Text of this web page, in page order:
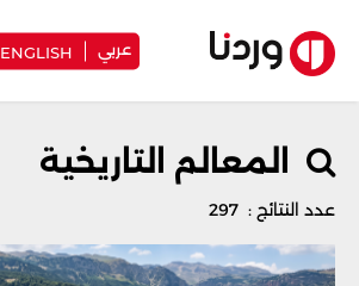
عربي ENGLISH
المعالم التاريخية
عدد النتائج : 297